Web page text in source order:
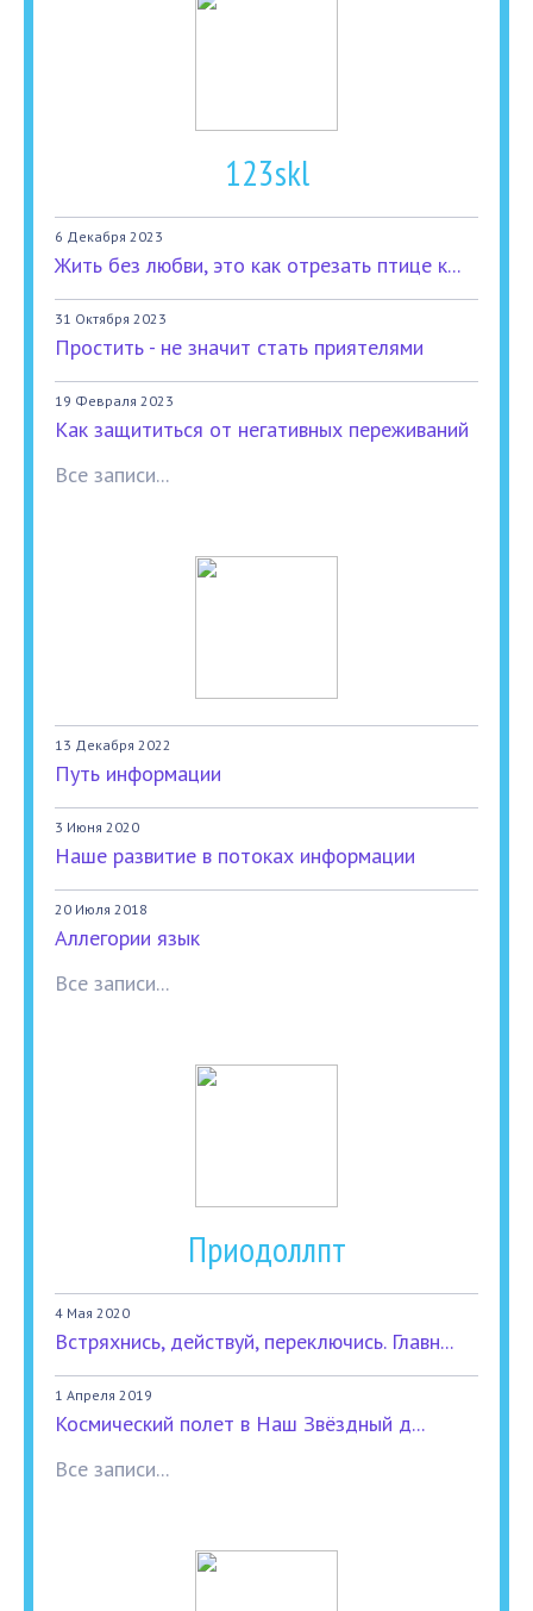
123skl
6 Декабря 2023
Жить без любви, это как отрезать птице к...
31 Октября 2023
Простить - не значит стать приятелями
19 Февраля 2023
Как защититься от негативных переживаний
Все записи...
13 Декабря 2022
Путь информации
3 Июня 2020
Наше развитие в потоках информации
20 Июля 2018
Аллегории язык
Все записи...
Приодоллпт
4 Мая 2020
Встряхнись, действуй, переключись. Главн...
1 Апреля 2019
Космический полет в Наш Звёздный д...
Все записи...